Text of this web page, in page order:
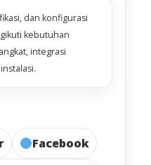
dan konfigurasi
kebutuhan
integrasi
Facebook